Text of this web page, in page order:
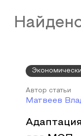
Автор статьи
Матвеев